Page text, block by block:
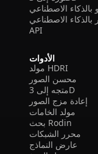
بالذكاء الاصطناعي
الاصطناعي
API
الأدوات
مولد HDRI
محسن الصور
متجه إلى 3D
إعادة مزج الصور
مولد الخامات
بحث Rodin
محرر الشبكات
عارض النماذج